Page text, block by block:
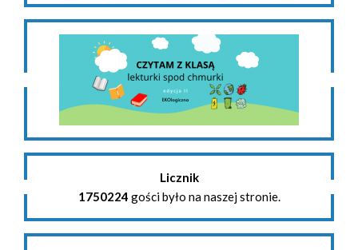
Licznik
1750224 gości było na naszej stronie.